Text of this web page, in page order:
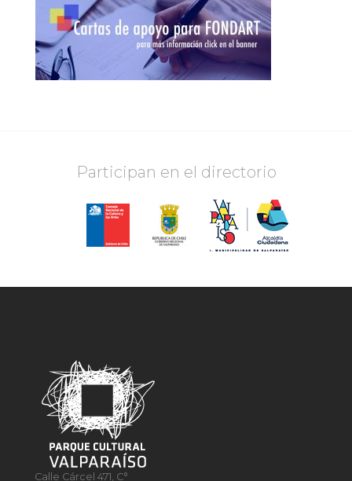
Participan en el directorio
Calle Cárcel 471, C°